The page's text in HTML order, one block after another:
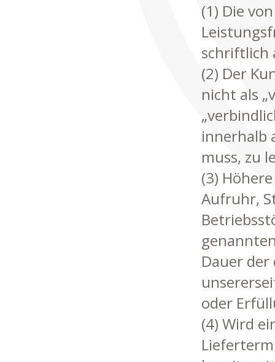
(1) Die
schriftlich
(2) Der
nicht als
innerhalb
muss, zu
(3)
Aufruhr,
Dauer
oder
(4) Wird